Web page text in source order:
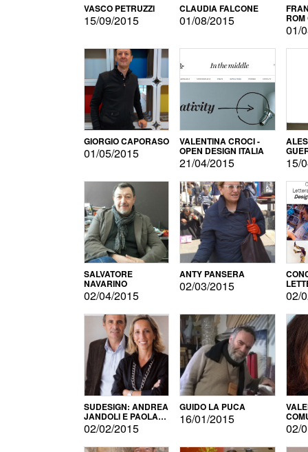
VASCO PETRUZZI
15/09/2015
CLAUDIA FALCONE
01/08/2015
01/
GIORGIO CAPORASO
01/05/2015
VALENTINA CROCI -
OPEN DESIGN ITALIA
21/04/2015 15/
SALVATORE
NAVARINO
02/04/2015
ANTY PANSERA
02/03/2015
02/
SUDESIGN: ANDREA
JANDOLI E PAOLA
PISAPIA
02/02/2015
GUIDO LA PUCA
16/01/2015
02/